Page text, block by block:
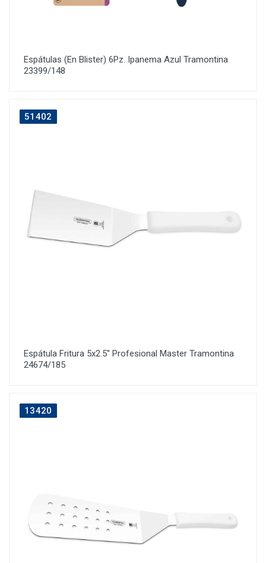
Espátulas (En Blister) 6Pz. Ipanema Azul Tramontina
23399/148
51402
Espátula Fritura 5x2.5'' Profesional Master Tramontina
24674/185
13420